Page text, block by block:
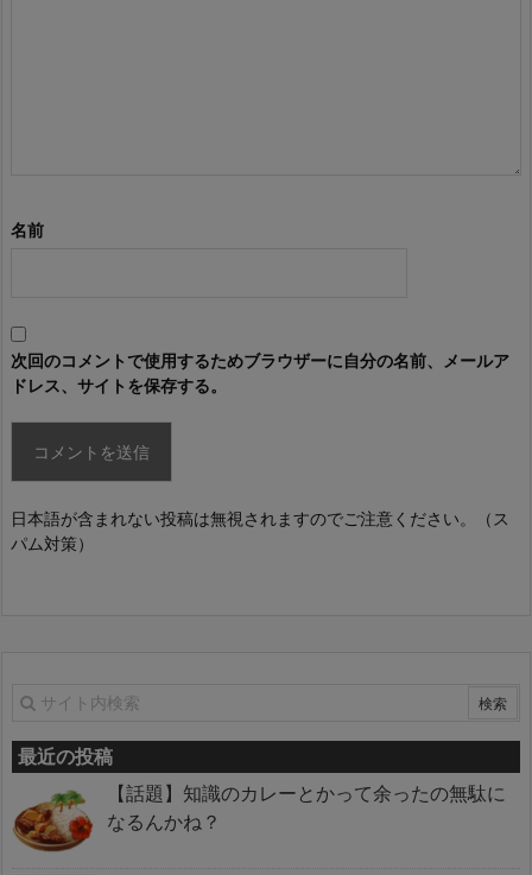
名前
次回のコメントで使用するためブラウザーに自分の名前、メールア
ドレス、サイトを保存する。
日本語が含まれない投稿は無視されますのでご注意ください。（ス
パム対策）
最近の投稿
【話題】知識のカレーとかって余ったの無駄に
なるんかね？